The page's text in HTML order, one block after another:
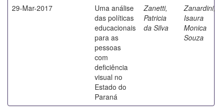
29-Mar-2017
Uma análise
das políticas
educacionais
para as
pessoas
com
deficiência
visual no
Estado do
Paraná
Zanetti,
Patricia
da Silva
Zanardini,
Isaura
Monica
Souza